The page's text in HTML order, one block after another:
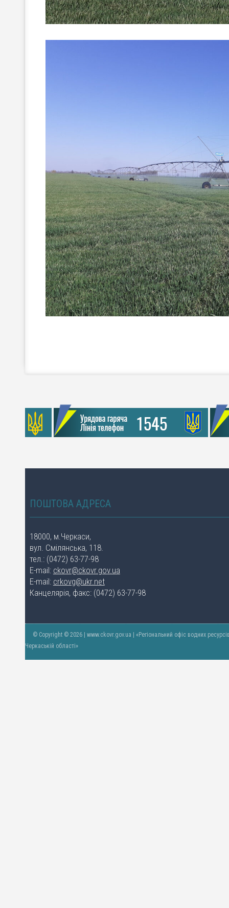
ПОШТОВА АДРЕСА
18000, м.Черкаси,
вул. Смілянська, 118.
тел.: (0472) 63-77-98
E-mail: ckovr@ckovr.gov.ua
E-mail: crkovg@ukr.net
Канцелярія, факс: (0472) 63-77-98
© Copyright © 2026 | www.ckovr.gov.ua | «Регіональний офіс водних
Черкаській області»